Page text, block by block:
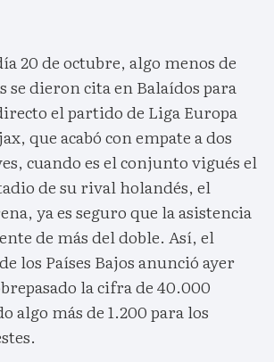
20 de octubre, algo menos de
se dieron cita en Balaídos para
el partido de Liga Europa
que acabó con empate a dos
cuando es el conjunto vigués el
de su rival holandés, el
ya es seguro que la asistencia
de más del doble. Así, el
los Países Bajos anunció ayer
la cifra de 40.000
algo más de 1.200 para los